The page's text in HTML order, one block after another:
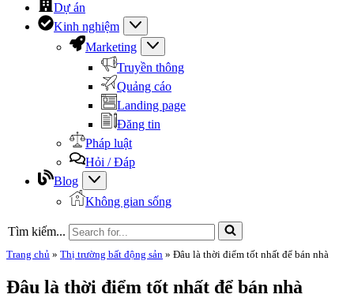
Dự án
Kinh nghiệm
Marketing
Truyền thông
Quảng cáo
Landing page
Đăng tin
Pháp luật
Hỏi / Đáp
Blog
Không gian sống
Tìm kiếm...
Trang chủ » Thị trường bất động sản » Đâu là thời điểm tốt nhất để bán nhà
Đâu là thời điểm tốt nhất để bán nhà